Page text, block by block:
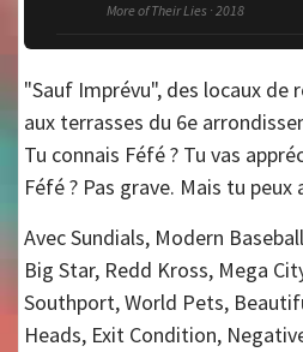
More of Their Lies · 2018
"Sauf Imprévu", des locaux de
aux terrasses du 6e
Tu connais Féfé ? Tu vas
Féfé ? Pas grave. Mais tu
Avec Sundials, Modern
Big Star, Redd Kross, Mega
Southport, World Pets,
Heads, Exit Condition,